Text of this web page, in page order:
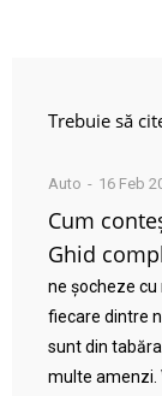
Trebuie să
Auto 16 Feb
Cum
Ghid
ne șocheze cu
fiecare dintre
sunt din
multe amenzi.